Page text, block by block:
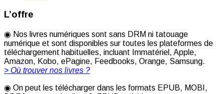
L’offre
◉ Nos livres numériques sont sans DRM ni tatouage
numérique et sont disponibles sur toutes les plateformes de
téléchargement habituelles, incluant Immatériel, Apple,
Amazon, Kobo, ePagine, Feedbooks, Orange, Samsung.
> Où trouver nos livres ?
◉ On peut les télécharger dans les formats EPUB, MOBI,